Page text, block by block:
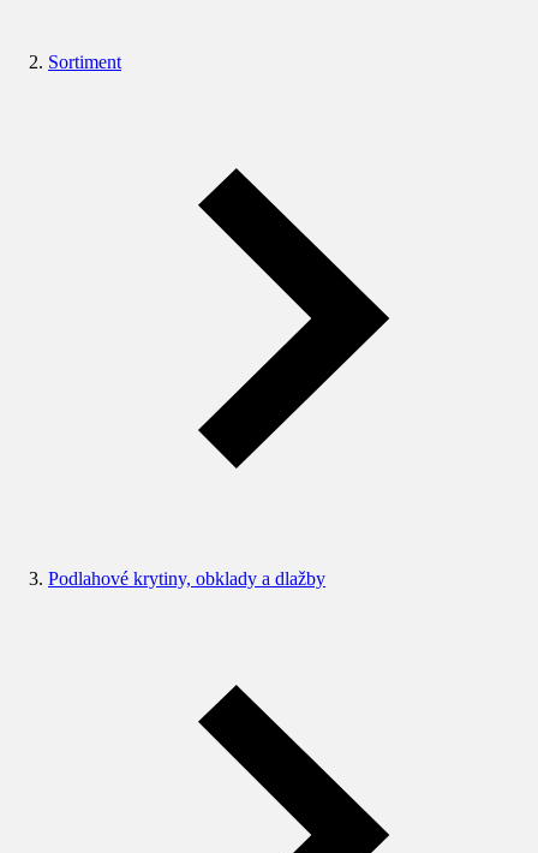
Sortiment
Podlahové krytiny, obklady a dlažby